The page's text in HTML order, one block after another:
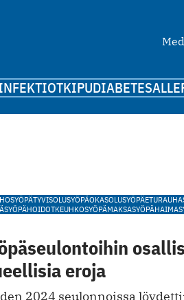
KIPUDIABETES
TYVISOLUSYÖPÄOKASOLUSYÖPÄ
SYÖPÄHOIDOTKEUHKOSYÖPÄMAKSASYÖPÄ
eroja
2024 seulonnoissa